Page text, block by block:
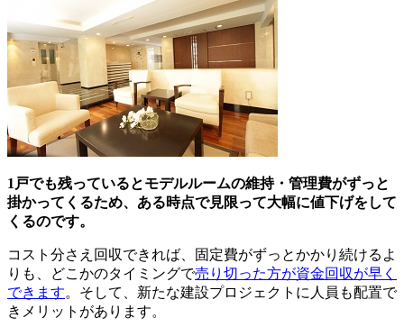
1戸でも残っているとモデルルームの維持・管理費がずっと
掛かってくるため、ある時点で見限って大幅に値下げをして
くるのです。
コスト分さえ回収できれば、固定費がずっとかかり続けるよ
りも、どこかのタイミングで売り切った方が資金回収が早く
できます。そして、新たな建設プロジェクトに人員も配置で
きメリットがあります。